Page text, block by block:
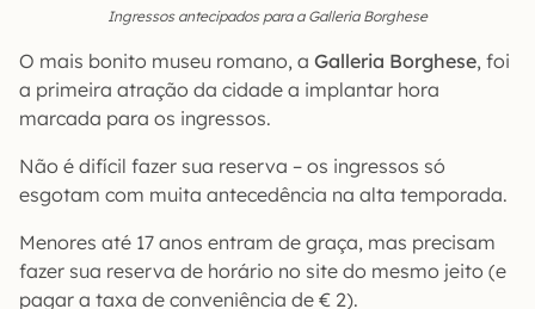
Ingressos antecipados para a Galleria Borghese
O mais bonito museu romano, a Galleria Borghese, foi
a primeira atração da cidade a implantar hora
marcada para os ingressos.
Não é difícil fazer sua reserva – os ingressos só
esgotam com muita antecedência na alta temporada.
Menores até 17 anos entram de graça, mas precisam
fazer sua reserva de horário no site do mesmo jeito (e
pagar a taxa de conveniência de € 2).